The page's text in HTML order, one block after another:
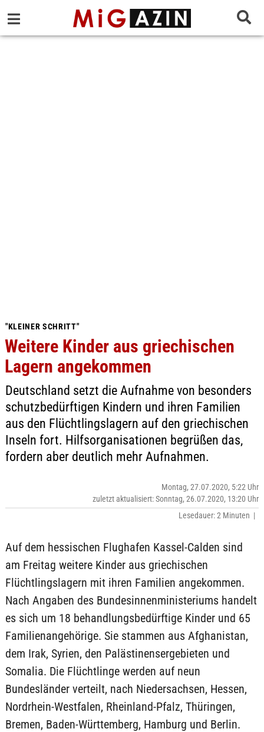
"KLEINER SCHRITT"
Weitere Kinder aus griechischen
Lagern angekommen
Deutschland setzt die Aufnahme von besonders
schutzbedürftigen Kindern und ihren Familien
aus den Flüchtlingslagern auf den griechischen
Inseln fort. Hilfsorganisationen begrüßen das,
fordern aber deutlich mehr Aufnahmen.
Montag, 27.07.2020, 5:22 Uhr
zuletzt aktualisiert: Sonntag, 26.07.2020, 13:20 Uhr
Lesedauer: 2 Minuten |
Auf dem hessischen Flughafen Kassel-Calden sind
am Freitag weitere Kinder aus griechischen
Flüchtlingslagern mit ihren Familien angekommen.
Nach Angaben des Bundesinnenministeriums handelt
es sich um 18 behandlungsbedürftige Kinder und 65
Familienangehörige. Sie stammen aus Afghanistan,
dem Irak, Syrien, den Palästinensergebieten und
Somalia. Die Flüchtlinge werden auf neun
Bundesländer verteilt, nach Niedersachsen, Hessen,
Nordrhein-Westfalen, Rheinland-Pfalz, Thüringen,
Bremen, Baden-Württemberg, Hamburg und Berlin.